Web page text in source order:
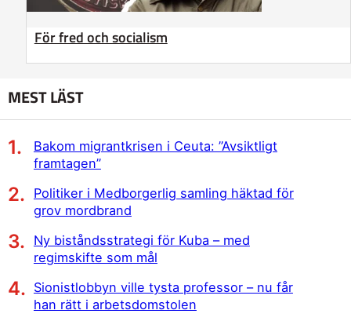
För fred och socialism
MEST LÄST
Bakom migrantkrisen i Ceuta: ”Avsiktligt
framtagen”
Politiker i Medborgerlig samling häktad för
grov mordbrand
Ny biståndsstrategi för Kuba – med
regimskifte som mål
Sionistlobbyn ville tysta professor – nu får
han rätt i arbetsdomstolen